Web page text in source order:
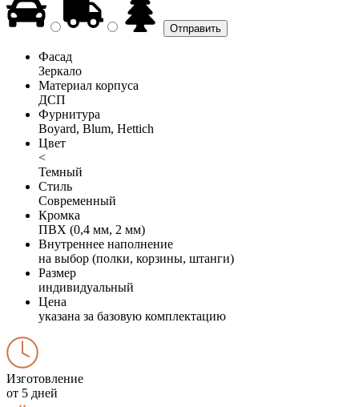
Фасад
Зеркало
Материал корпуса
ДСП
Фурнитура
Boyard, Blum, Hettich
Цвет
<
Темный
Стиль
Современный
Кромка
ПВХ (0,4 мм, 2 мм)
Внутреннее наполнение
на выбор (полки, корзины, штанги)
Размер
индивидуальный
Цена
указана за базовую комплектацию
Изготовление
от 5 дней